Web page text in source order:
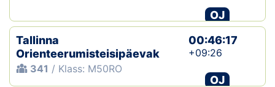
Suletud maastikud
Püsirajad
OJ
Tallinna
Orienteerumisteisipäevak
341 / Klass: M50RO
00:46:17
+09:26
OJ